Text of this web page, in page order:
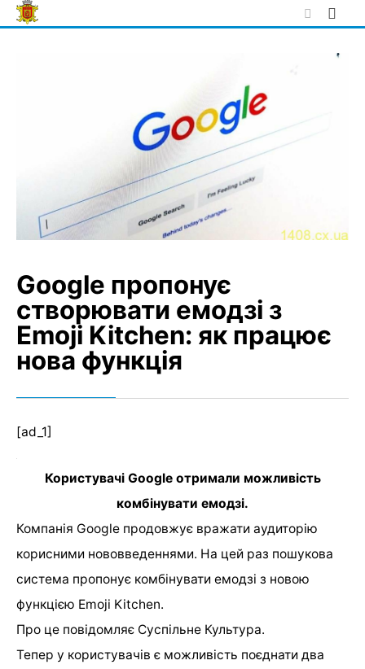
Skip
to
Google пропонує
створювати емодзі з
Emoji Kitchen: як працює
нова функція
[ad_1]
Користувачі Google отримали можливість
комбінувати емодзі.
Компанія Google продовжує вражати аудиторію
корисними нововведеннями. На цей раз пошукова
система пропонує комбінувати емодзі з новою
функцією Emoji Kitchen.
Про це повідомляє Суспільне Культура.
Тепер у користувачів є можливість поєднати два